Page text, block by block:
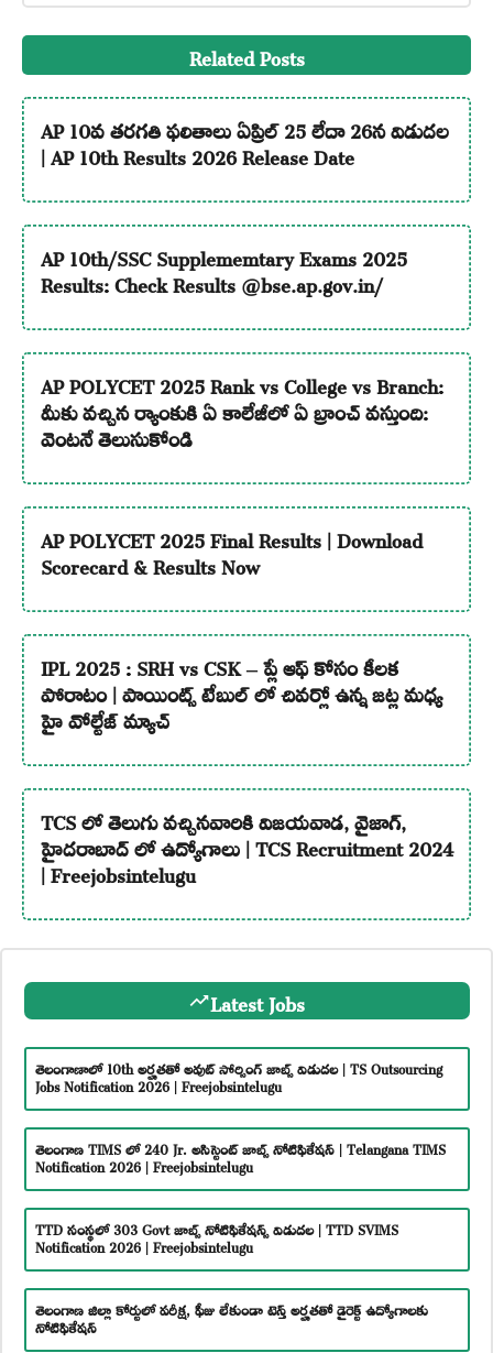
Related Posts
AP 10వ తరగతి ఫలితాలు ఏప్రిల్ 25 లేదా 26న విడుదల
| AP 10th Results 2026 Release Date
AP 10th/SSC Supplememtary Exams 2025
Results: Check Results @bse.ap.gov.in/
AP POLYCET 2025 Rank vs College vs Branch:
మీకు వచ్చిన ర్యాంకుకి ఏ కాలేజీలో ఏ బ్రాంచ్ వస్తుంది:
వెంటనే తెలుసుకోండి
AP POLYCET 2025 Final Results | Download
Scorecard & Results Now
IPL 2025 : SRH vs CSK – ప్లే ఆఫ్ కోసం కీలక
పోరాటం | పాయింట్స్ టేబుల్ లో చివర్లో ఉన్న జట్ల మధ్య
హై వోల్టేజ్ మ్యాచ్
TCS లో తెలుగు వచ్చినవారికి విజయవాడ, వైజాగ్,
హైదరాబాద్ లో ఉద్యోగాలు | TCS Recruitment 2024
| Freejobsintelugu
Latest Jobs
తెలంగాణాలో 10th అర్హతతో అవుట్ సోర్సింగ్ జాబ్స్ విడుదల | TS Outsourcing
Jobs Notification 2026 | Freejobsintelugu
తెలంగాణ TIMS లో 240 Jr. అసిస్టెంట్ జాబ్స్ నోటిఫికేషన్ | Telangana TIMS
Notification 2026 | Freejobsintelugu
TTD సంస్థలో 303 Govt జాబ్స్ నోటిఫికేషన్స్ విడుదల | TTD SVIMS
Notification 2026 | Freejobsintelugu
తెలంగాణ జిల్లా కోర్టులో పరీక్ష, ఫీజు లేకుండా టెన్త్ అర్హతతో డైరెక్ట్ ఉద్యోగాలకు
నోటిఫికేషన్